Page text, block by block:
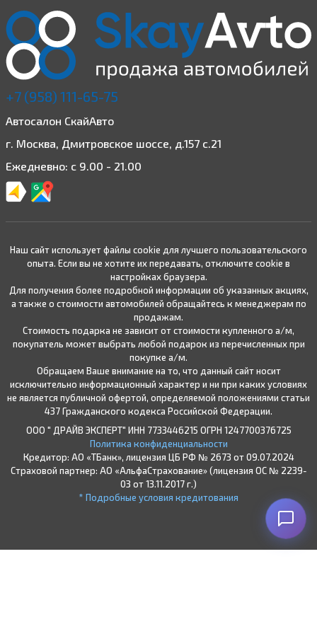
+7 (958) 111-65-75
Автосалон СкайАвто
г. Москва, Дмитровское шоссе, д.157 с.21
Ежедневно: с 9.00 - 21.00
Наш сайт использует файлы cookie для лучшего пользовательского
опыта. Если вы не хотите их передавать, отключите cookie в
настройках браузера.
Для получения более подробной информации об указанных акциях,
а также о стоимости автомобилей обращайтесь к менеджерам по
продажам.
Стоимость подарка не зависит от стоимости купленного а/м,
покупатель может выбрать любой подарок из перечисленных при
покупке а/м.
Обращаем Ваше внимание на то, что данный сайт носит
исключительно информационный характер и ни при каких условиях
не является публичной офертой, определяемой положениями статьи
437 Гражданского кодекса Российской Федерации.
ООО " ДРАЙВ ЭКСПЕРТ" ИНН 7733446215 ОГРН 1247700376725
Политика конфиденциальности
Кредитор: АО «ТБанк», лицензия ЦБ РФ № 2673 от 09.07.2024
Страховой партнер: АО «АльфаСтрахование» (лицензия ОС № 2239-
03 от 13.11.2017 г.)
* Подробные условия кредитования